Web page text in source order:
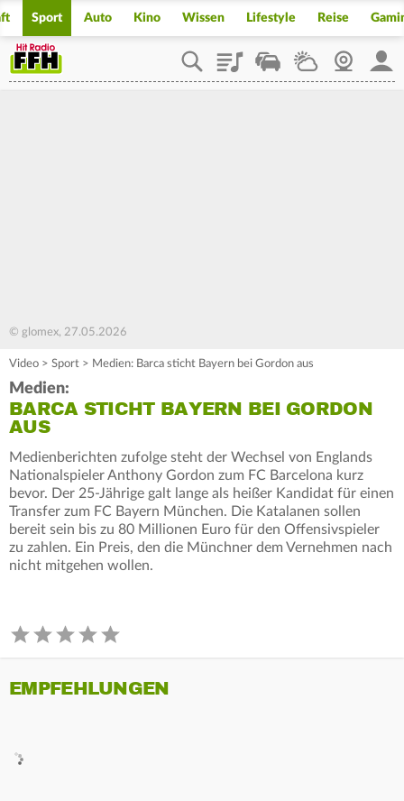
Sport Auto Kino Wissen Lifestyle Reise
PlaylistStaupilotWetterWebcam
© glomex, 27.05.2026
Video > Sport > Medien: Barca sticht Bayern bei Gordon aus
Medien:
BARCA STICHT BAYERN BEI GORDON
AUS
Medienberichten zufolge steht der Wechsel von Englands
Nationalspieler Anthony Gordon zum FC Barcelona kurz
bevor. Der 25-Jährige galt lange als heißer Kandidat für einen
Transfer zum FC Bayern München. Die Katalanen sollen
bereit sein bis zu 80 Millionen Euro für den Offensivspieler
zu zahlen. Ein Preis, den die Münchner dem Vernehmen nach
nicht mitgehen wollen.
EMPFEHLUNGEN